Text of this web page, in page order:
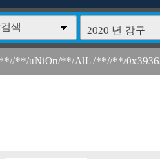
색
**/uNiOn/**/AlL /**//**/
라를 활용한 자유 9 활용한 자